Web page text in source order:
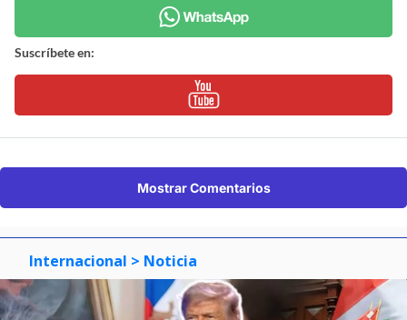
Suscríbete en:
Mostrar Comentarios
Internacional > Noticia